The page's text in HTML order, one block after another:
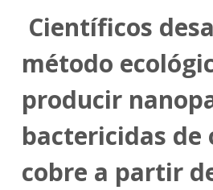
Científicos
método
producir
bactericidas de
cobre a partir